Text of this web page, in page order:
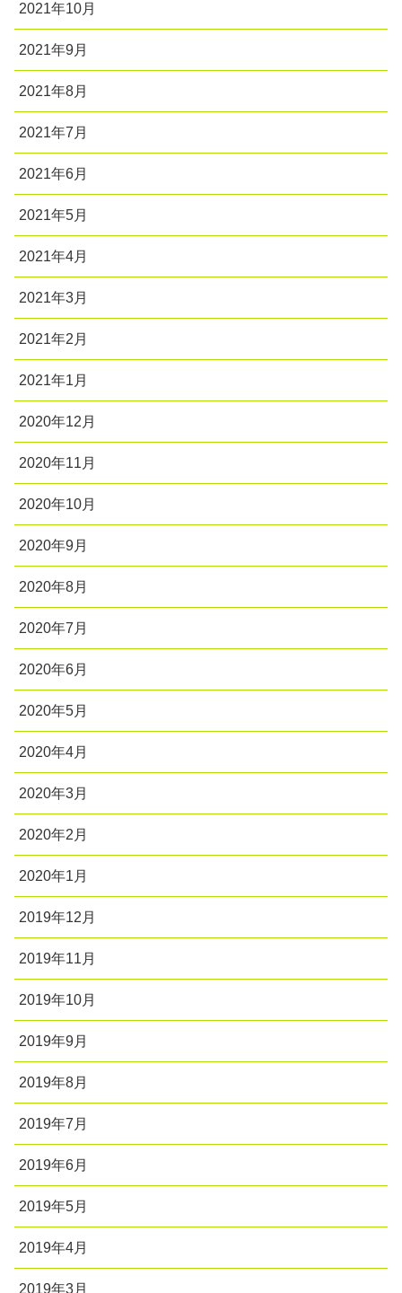
2021年10月
2021年9月
2021年8月
2021年7月
2021年6月
2021年5月
2021年4月
2021年3月
2021年2月
2021年1月
2020年12月
2020年11月
2020年10月
2020年9月
2020年8月
2020年7月
2020年6月
2020年5月
2020年4月
2020年3月
2020年2月
2020年1月
2019年12月
2019年11月
2019年10月
2019年9月
2019年8月
2019年7月
2019年6月
2019年5月
2019年4月
2019年3月